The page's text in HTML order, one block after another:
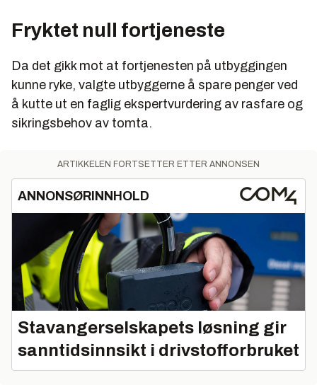
Fryktet null fortjeneste
Da det gikk mot at fortjenesten på utbyggingen
kunne ryke, valgte utbyggerne å spare penger ved
å kutte ut en faglig ekspertvurdering av rasfare og
sikringsbehov av tomta.
ARTIKKELEN FORTSETTER ETTER ANNONSEN
ANNONSØRINNHOLD
Stavangerselskapets løsning gir
sanntidsinnsikt i drivstofforbruket